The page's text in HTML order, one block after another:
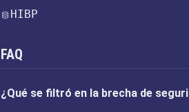
HIBP
FAQ
¿Qué se filtró en la brecha de